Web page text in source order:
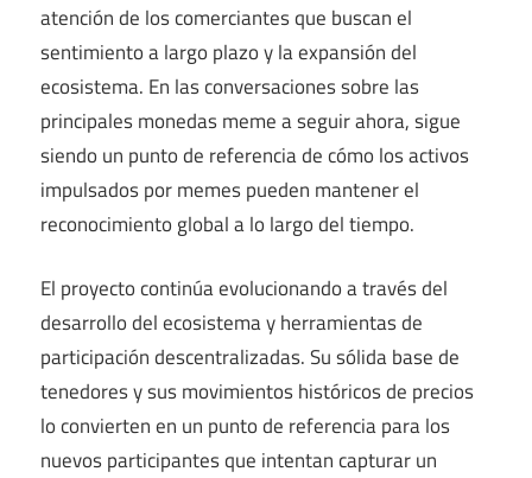
atención de los comerciantes que buscan el
sentimiento a largo plazo y la expansión del
ecosistema. En las conversaciones sobre las
principales monedas meme a seguir ahora, sigue
siendo un punto de referencia de cómo los activos
impulsados ​​por memes pueden mantener el
reconocimiento global a lo largo del tiempo.
El proyecto continúa evolucionando a través del
desarrollo del ecosistema y herramientas de
participación descentralizadas. Su sólida base de
tenedores y sus movimientos históricos de precios
lo convierten en un punto de referencia para los
nuevos participantes que intentan capturar un